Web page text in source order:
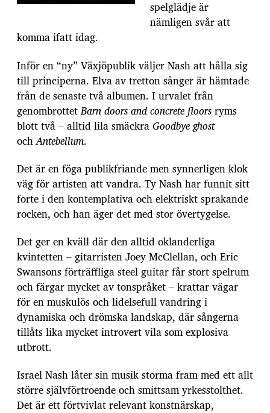
spelglädje är
nämligen svår att
komma ifatt idag.
Inför en “ny” Växjöpublik väljer Nash att hålla sig
till principerna. Elva av tretton sånger är hämtade
från de senaste två albumen. I urvalet från
genombrottetBarn doors and concrete floorsryms
blott två – alltid lila smäckraGoodbye ghost
ochAntebellum.
Det är en föga publikfriande men synnerligen klok
väg för artisten att vandra. Ty Nash har funnit sitt
forte i den kontemplativa och elektriskt sprakande
rocken, och han äger det med stor övertygelse.
Det ger en kväll där den alltid oklanderliga
kvintetten – gitarristen Joey McClellan, och Eric
Swansons förträffliga steel guitar får stort spelrum
och färgar mycket av tonspråket – krattar vägar
för en muskulös och lidelsefull vandring i
dynamiska och drömska landskap, där sångerna
tillåts lika mycket introvert vila som explosiva
utbrott.
Israel Nash låter sin musik storma fram med ett allt
större självförtroende och smittsam yrkesstolthet.
Det är ett förtvivlat relevant konstnärskap,